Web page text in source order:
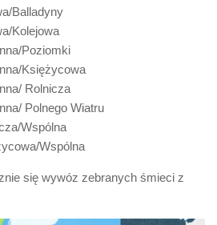
Balladyny
Kolejowa
Poziomki
Księżycowa
Rolnicza
Polnego Wiatru
Wspólna
Wspólna
się wywóz zebranych śmieci z